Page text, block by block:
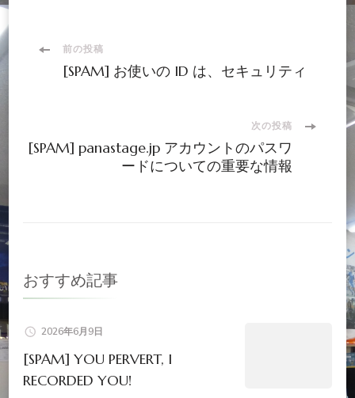
投
ナ
シ
ョ
ン
前の投稿
[SPAM] お使いの ID は、セキュリティ
次の投稿
[SPAM] panastage.jp アカウントのパスワ
ードについての重要な情報
おすすめ記事
2026年6月9日
[SPAM] YOU PERVERT, I
RECORDED YOU!